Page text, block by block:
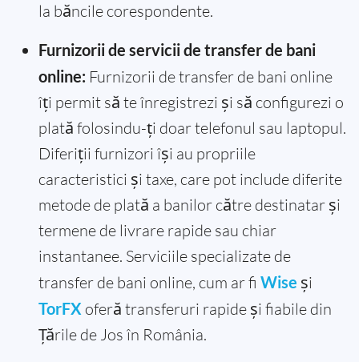
la băncile corespondente.
Furnizorii de servicii de transfer de bani
online: Furnizorii de transfer de bani online
îți permit să te înregistrezi și să configurezi o
plată folosindu-ți doar telefonul sau laptopul.
Diferiții furnizori își au propriile
caracteristici și taxe, care pot include diferite
metode de plată a banilor către destinatar și
termene de livrare rapide sau chiar
instantanee. Serviciile specializate de
transfer de bani online, cum ar fi Wise și
TorFX oferă transferuri rapide și fiabile din
Țările de Jos în România.